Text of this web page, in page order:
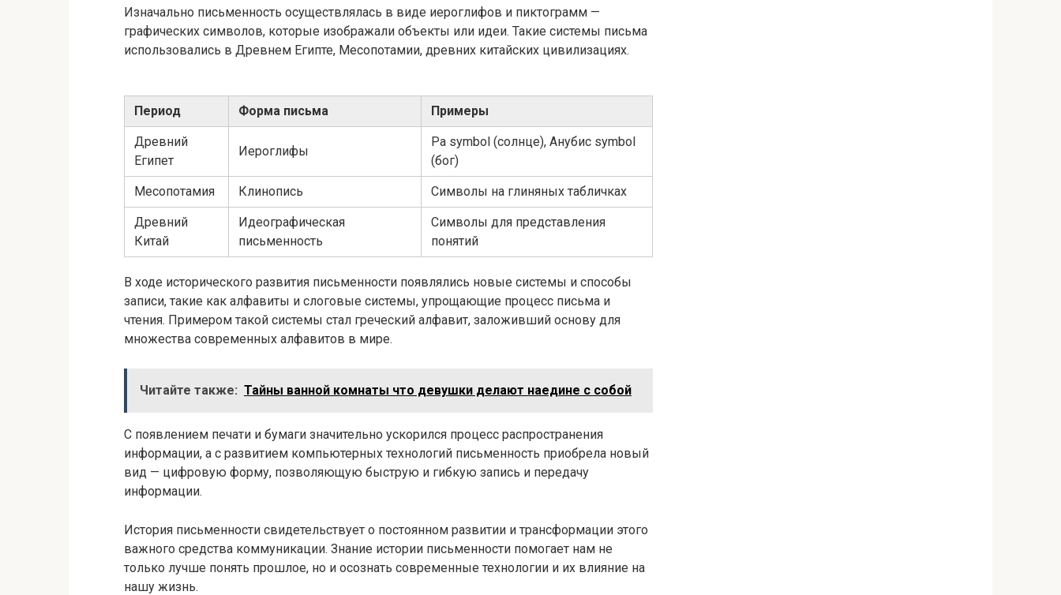
Изначально письменность осуществлялась в виде иероглифов и пиктограмм —
графических символов, которые изображали объекты или идеи. Такие системы письма
использовались в Древнем Египте, Месопотамии, древних китайских цивилизациях.
Период Форма письма Примеры
Древний
Египет
Иероглифы
Ра symbol (солнце), Анубис symbol
(бог)
Месопотамия Клинопись Символы на глиняных табличках
Древний
Китай
Идеографическая
письменность
Символы для представления
понятий
В ходе исторического развития письменности появлялись новые системы и способы
записи, такие как алфавиты и слоговые системы, упрощающие процесс письма и
чтения. Примером такой системы стал греческий алфавит, заложивший основу для
множества современных алфавитов в мире.
Читайте также: Тайны ванной комнаты что девушки делают наедине с собой
С появлением печати и бумаги значительно ускорился процесс распространения
информации, а с развитием компьютерных технологий письменность приобрела новый
вид — цифровую форму, позволяющую быструю и гибкую запись и передачу
информации.
История письменности свидетельствует о постоянном развитии и трансформации этого
важного средства коммуникации. Знание истории письменности помогает нам не
только лучше понять прошлое, но и осознать современные технологии и их влияние на
нашу жизнь.